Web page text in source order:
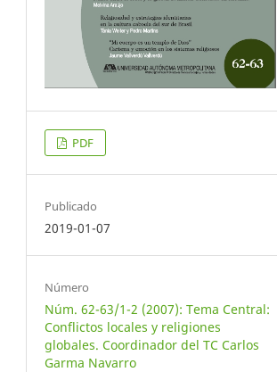
PDF
Publicado
2019-01-07
Número
Núm. 62-63/1-2 (2007): Tema Central:
Conflictos locales y religiones
globales. Coordinador del TC Carlos
Garma Navarro